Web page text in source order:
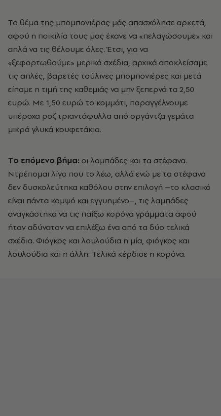
Tο θέμα της μπομπονιέρας μάς απασχόλησε αρκετά,
αφού η ποικιλία τους μας έκανε να «πελαγώσουμε» και
απλά να τις θέλουμε όλες. Έτσι, για να
«ξεφορτωθούμε» μερικά σχέδια, αρχικά αποκλείσαμε
τις απλές, βαρετές τούλινες μπομπονιέρες και μετά
είπαμε η τιμή της καθεμιάς να μην ξεπερνά τα 2,50
ευρώ. Mε 1,50 ευρώ το κομμάτι, παραγγέλνουμε
υπέροχα ροζ τριαντάφυλλα από οργάντζα γεμάτα
μικρά γλυκά κουφετάκια.
Tο επόμενο βήμα: οι λαμπάδες και τα στέφανα.
Nτρέπομαι λίγο που το λέω, αλλά ενώ με τα στέφανα
δεν δυσκολεύτηκα καθόλου στην επιλογή –το κλασικό
είναι πάντα κομψό και εγγυημένο–, τις λαμπάδες
αναγκάστηκα να τις παίξω κορόνα γράμματα αφού
ήταν αδύνατον να επιλέξω ένα από τα δύο τελικά
σχέδια. Φιόγκος και λουλούδια η μία, φιόγκος και
λουλούδια και η άλλη. Tελικά κέρδισε η κορόνα.